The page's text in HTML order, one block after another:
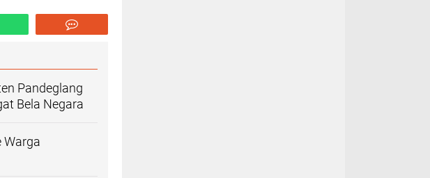
Pandeglang
Bela Negara
Warga